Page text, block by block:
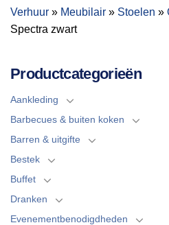
Verhuur » Meubilair » Stoelen »
Spectra zwart
Productcategorieën
Aankleding
Barbecues & buiten koken
Barren & uitgifte
Bestek
Buffet
Dranken
Evenementbenodigdheden